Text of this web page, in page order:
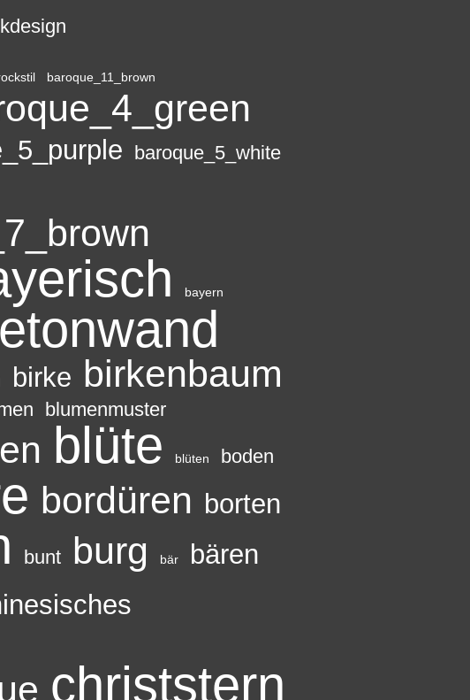
baroque_11_brown
baroque_5_white
bayern
birke birkenbaum
blumenmuster
blüte blüten boden
bordüren borten
bunt burg bär bären
christstern